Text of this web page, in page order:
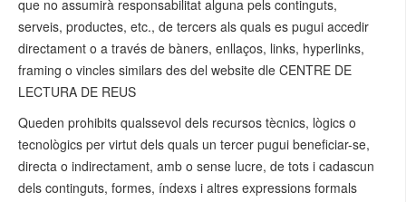
que no assumirà responsabilitat alguna pels continguts,
serveis, productes, etc., de tercers als quals es pugui accedir
directament o a través de bàners, enllaços, links, hyperlinks,
framing o vincles similars des del website dle CENTRE DE
LECTURA DE REUS
Queden prohibits qualssevol dels recursos tècnics, lògics o
tecnològics per virtut dels quals un tercer pugui beneficiar-se,
directa o indirectament, amb o sense lucre, de tots i cadascun
dels continguts, formes, índexs i altres expressions formals